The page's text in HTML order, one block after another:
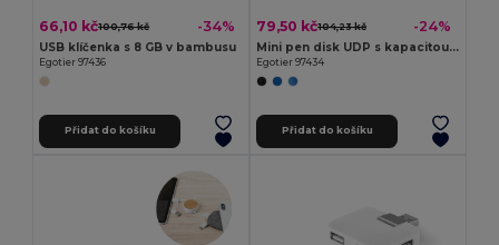
66,10 kč100,76 kč -34%
USB klíčenka s 8 GB v bambusu
Egotier 97436
Přidat do košíku
79,50 kč104,23 kč -24%
Mini pen disk UDP s kapacitou 8 GB v hliníku
Egotier 97434
Přidat do košíku